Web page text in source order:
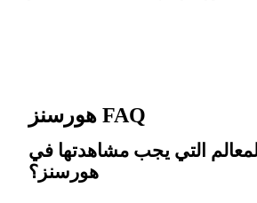
هورسنز FAQ
التي يجب مشاهدتها في
هورسنز؟